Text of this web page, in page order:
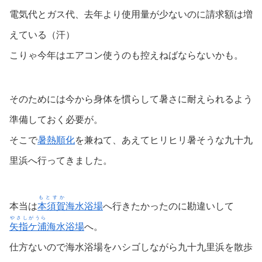
電気代とガス代、去年より使用量が少ないのに請求額は増
えている（汗）
こりゃ今年はエアコン使うのも控えねばならないかも。
そのためには今から身体を慣らして暑さに耐えられるよう
準備しておく必要が。
そこで暑熱順化を兼ねて、あえてヒリヒリ暑そうな九十九
里浜へ行ってきました。
本当は本須賀
もとすか
海水浴場へ行きたかったのに勘違いして
矢指ケ浦
やさしがうら
海水浴場へ。
仕方ないので海水浴場をハシゴしながら九十九里浜を散歩